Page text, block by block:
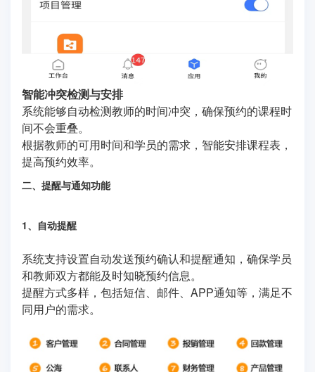
智能冲突检测与安排
系统能够自动检测教师的时间冲突，确保预约的课程时
间不会重叠。
根据教师的可用时间和学员的需求，智能安排课程表，
提高预约效率。
二、提醒与通知功能
1、自动提醒
系统支持设置自动发送预约确认和提醒通知，确保学员
和教师双方都能及时知晓预约信息。
提醒方式多样，包括短信、邮件、APP通知等，满足不
同用户的需求。